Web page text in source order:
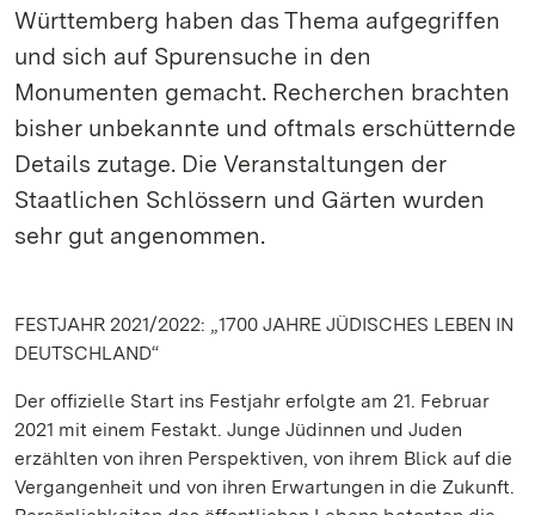
Württemberg haben das Thema aufgegriffen
und sich auf Spurensuche in den
Monumenten gemacht. Recherchen brachten
bisher unbekannte und oftmals erschütternde
Details zutage. Die Veranstaltungen der
Staatlichen Schlössern und Gärten wurden
sehr gut angenommen.
FESTJAHR 2021/2022: „1700 JAHRE JÜDISCHES LEBEN IN
DEUTSCHLAND“
Der offizielle Start ins Festjahr erfolgte am 21. Februar
2021 mit einem Festakt. Junge Jüdinnen und Juden
erzählten von ihren Perspektiven, von ihrem Blick auf die
Vergangenheit und von ihren Erwartungen in die Zukunft.